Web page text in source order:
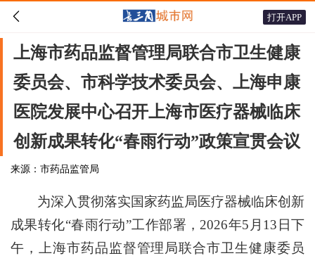
 打开APP
上海市药品监督管理局联合市卫生健康
委员会、市科学技术委员会、上海申康
医院发展中心召开上海市医疗器械临床
创新成果转化“春雨行动”政策宣贯会议
来源：市药品监管局
为深入贯彻落实国家药监局医疗器械临床创新
成果转化“春雨行动”工作部署，2026年5月13日下
午，上海市药品监督管理局联合市卫生健康委员